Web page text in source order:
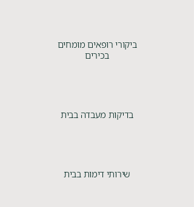
ביקורי רופאים מומחים
בכירים
בדיקות מעבדה בבית
שירותי דימות בבית